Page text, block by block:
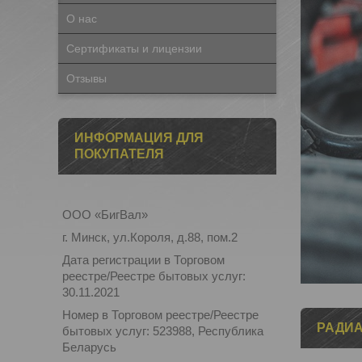
О нас
Сертификаты и лицензии
Отзывы
ИНФОРМАЦИЯ ДЛЯ
ПОКУПАТЕЛЯ
ООО «БигВал»
г. Минск, ул.Короля, д.88, пом.2
Дата регистрации в Торговом
реестре/Реестре бытовых услуг:
30.11.2021
Номер в Торговом реестре/Реестре
бытовых услуг: 523988, Республика
Беларусь